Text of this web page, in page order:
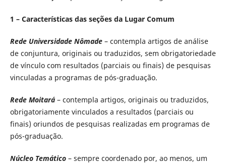
1 – Características das seções da Lugar Comum
Rede Universidade Nômade– contempla artigos de análise
de conjuntura, originais ou traduzidos, sem obrigatoriedade
de vínculo com resultados (parciais ou finais) de pesquisas
vinculadas a programas de pós-graduação.
Rede Moitará– contempla artigos, originais ou traduzidos,
obrigatoriamente vinculados a resultados (parciais ou
finais) oriundos de pesquisas realizadas em programas de
pós-graduação.
Núcleo Temático– sempre coordenado por, ao menos, um